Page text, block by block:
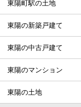
東陽町駅の土地
東陽の新築戸建て
東陽の中古戸建て
東陽のマンション
東陽の土地